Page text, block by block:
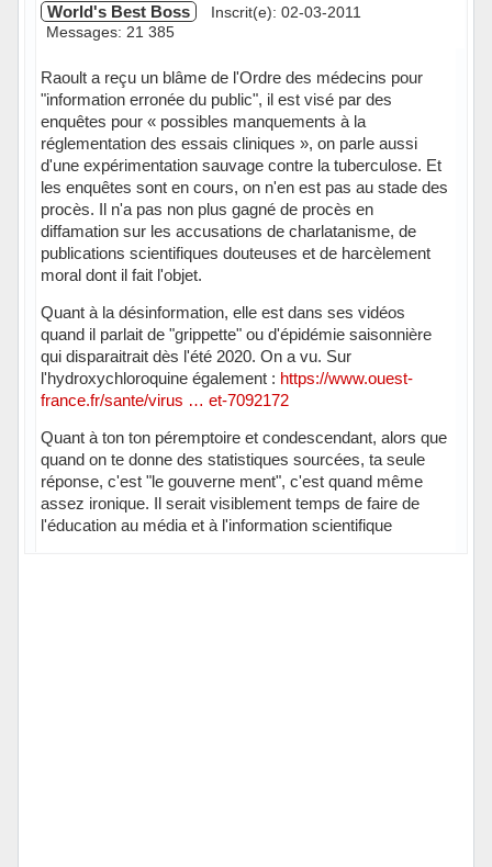
World's Best Boss
Inscrit(e): 02-03-2011
Messages: 21 385
Raoult a reçu un blâme de l'Ordre des médecins pour
"information erronée du public", il est visé par des
enquêtes pour « possibles manquements à la
réglementation des essais cliniques », on parle aussi
d'une expérimentation sauvage contre la tuberculose. Et
les enquêtes sont en cours, on n'en est pas au stade des
procès. Il n'a pas non plus gagné de procès en
diffamation sur les accusations de charlatanisme, de
publications scientifiques douteuses et de harcèlement
moral dont il fait l'objet.
Quant à la désinformation, elle est dans ses vidéos
quand il parlait de "grippette" ou d'épidémie saisonnière
qui disparaitrait dès l'été 2020. On a vu. Sur
l'hydroxychloroquine également : https://www.ouest-
france.fr/sante/virus … et-7092172
Quant à ton ton péremptoire et condescendant, alors que
quand on te donne des statistiques sourcées, ta seule
réponse, c'est "le gouverne ment", c'est quand même
assez ironique. Il serait visiblement temps de faire de
l'éducation au média et à l'information scientifique